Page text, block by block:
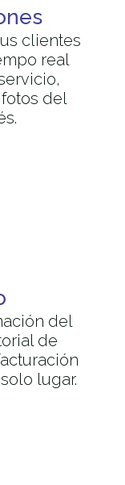
clientes
real
del
del
de
lugar.